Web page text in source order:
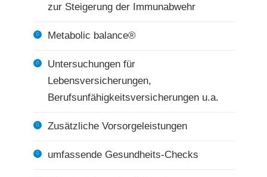
zur Steigerung der Immunabwehr
Metabolic balance®
Untersuchungen für
Lebensversicherungen,
Berufsunfähigkeitsversicherungen u.a.
Zusätzliche Vorsorgeleistungen
umfassende Gesundheits-Checks